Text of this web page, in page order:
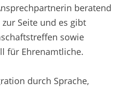
beratend
Seite und es gibt
sowie
für Ehrenamtliche.
durch Sprache,